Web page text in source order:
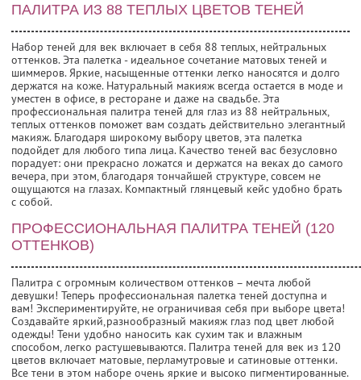
ПАЛИТРА ИЗ 88 ТЕПЛЫХ ЦВЕТОВ ТЕНЕЙ
Набор теней для век включает в себя 88 теплых, нейтральных
оттенков. Эта палетка - идеальное сочетание матовых теней и
шиммеров. Яркие, насыщенные оттенки легко наносятся и долго
держатся на коже. Натуральный макияж всегда остается в моде и
уместен в офисе, в ресторане и даже на свадьбе. Эта
профессиональная палитра теней для глаз из 88 нейтральных,
теплых оттенков поможет вам создать действительно элегантный
макияж. Благодаря широкому выбору цветов, эта палетка
подойдет для любого типа лица. Качество теней вас безусловно
порадует: они прекрасно ложатся и держатся на веках до самого
вечера, при этом, благодаря тончайшей структуре, совсем не
ощущаются на глазах. Компактный глянцевый кейс удобно брать
с собой.
ПРОФЕССИОНАЛЬНАЯ ПАЛИТРА ТЕНЕЙ (120
ОТТЕНКОВ)
Палитра с огромным количеством оттенков – мечта любой
девушки! Теперь профессиональная палетка теней доступна и
вам! Экспериментируйте, не ограничивая себя при выборе цвета!
Создавайте яркий,разнообразный макияж глаз под цвет любой
одежды! Тени удобно наносить как сухим так и влажным
способом, легко растушевываются. Палитра теней для век из 120
цветов включает матовые, перламутровые и сатиновые оттенки.
Все тени в этом наборе очень яркие и высоко пигментированные.